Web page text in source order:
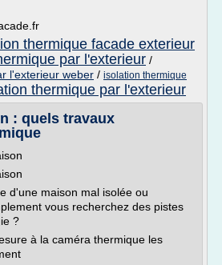
thermique facade exterieur
par l'exterieur /
l'exterieur weber / isolation thermique
thermique par l'exterieur
: quels travaux
d'une maison mal isolée ou
vous recherchez des pistes
?
à la caméra thermique les